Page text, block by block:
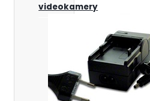
videokamery